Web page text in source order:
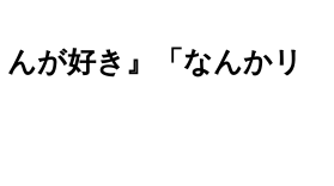
が好き』「なんかリ